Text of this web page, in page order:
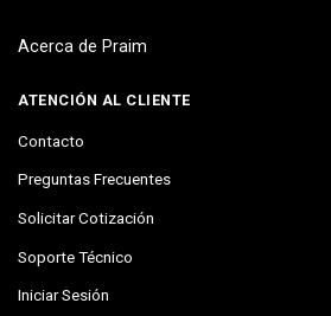
Acerca de Praim
ATENCIÓN AL CLIENTE
Contacto
Preguntas Frecuentes
Solicitar Cotización
Soporte Técnico
Iniciar Sesión